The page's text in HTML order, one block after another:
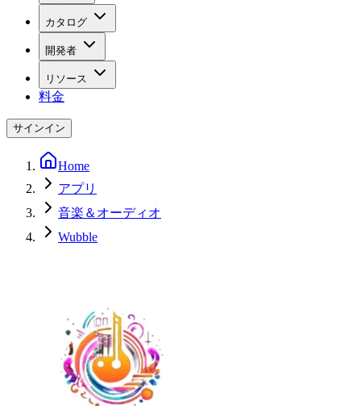
カタログ
開発者
リソース
料金
サインイン
Home
アプリ
音楽＆オーディオ
Wubble